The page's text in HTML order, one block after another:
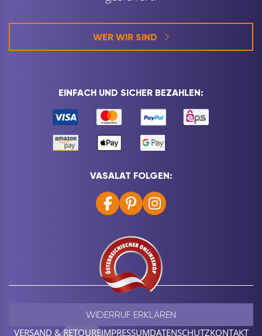
WER WIR SIND
EINFACH UND SICHER BEZAHLEN:
VASALAT FOLGEN:
VERSAND & RETOUREIMPRESSUMDATENSCHUTZKONTAKT
WIDERRUF ERKLÄREN